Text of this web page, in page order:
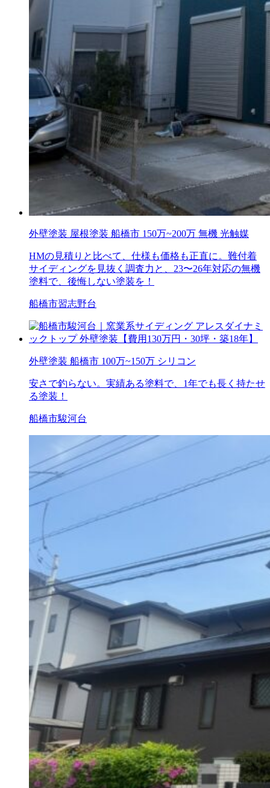
外壁塗装 屋根塗装 船橋市 150万~200万 無機 光触媒
HMの見積りと比べて、仕様も価格も正直に。難付着
サイディングを見抜く調査力と、23〜26年対応の無機
塗料で、後悔しない塗装を！
船橋市習志野台
外壁塗装 船橋市 100万~150万 シリコン
安さで釣らない。実績ある塗料で、1年でも長く持たせ
る塗装！
船橋市駿河台